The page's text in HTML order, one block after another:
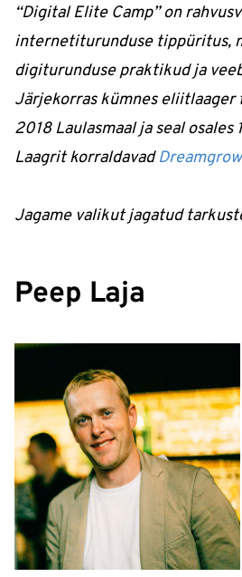
“Digital Elite Camp” on
internetiturunduse tippüritus,
digiturunduse praktikud ja
Järjekorras kümnes eliitlaager
2018 Laulasmaal ja seal
Laagrit korraldavadDreamgrow
Jagame valikut jagatud
Peep Laja